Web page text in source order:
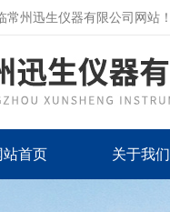
常州迅生仪器有限公司网站！
站首页 关于我们